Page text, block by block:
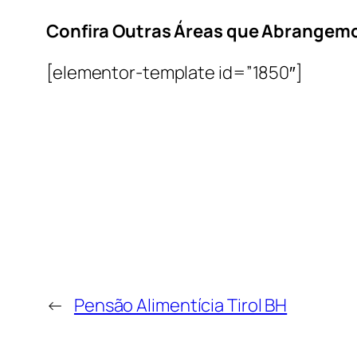
Confira Outras Áreas que
[elementor-template id=”1850″]
← Pensão Alimentícia Tirol BH